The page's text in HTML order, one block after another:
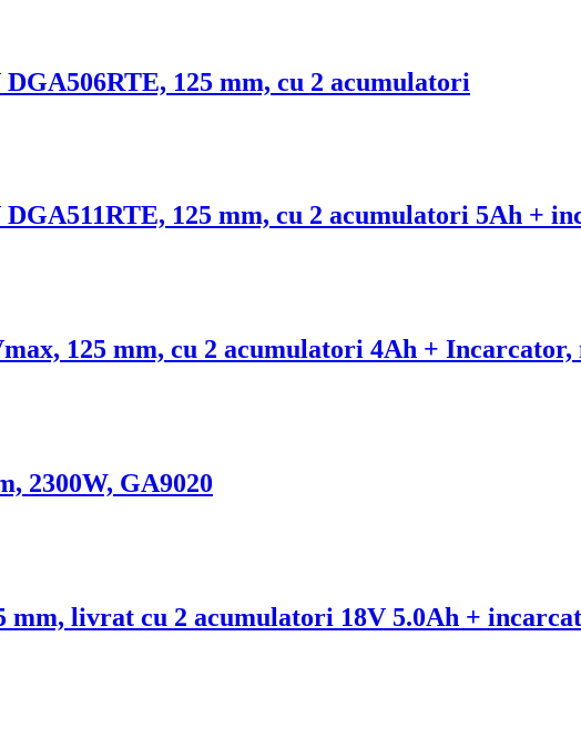
125 mm, cu 2 acumulatori
125 mm, cu 2 acumulatori 5Ah +
125 mm, cu 2 acumulatori 4Ah + Incarcator,
2300W, GA9020
livrat cu 2 acumulatori 18V 5.0Ah +